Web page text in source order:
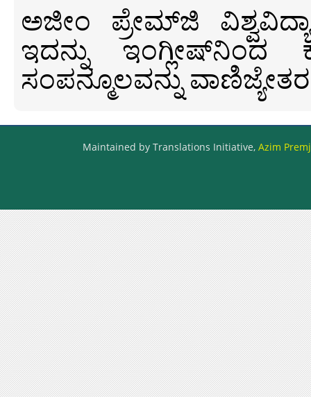
ಅಜೀಂ ಪ್ರೇಮ್‍ಜಿ
ಇದನ್ನು ಇಂಗ್ಲೀಷ್‍ನಿಂದ
ಸಂಪನ್ಮೂಲವನ್ನು
Maintained by Translations Initiative, Azim